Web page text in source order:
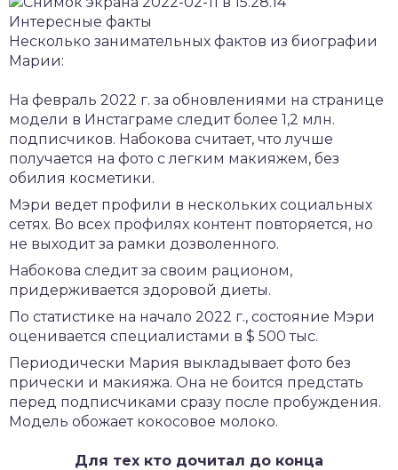
Интересные факты
Несколько занимательных фактов из биографии
Марии:
На февраль 2022 г. за обновлениями на странице
модели в Инстаграме следит более 1,2 млн.
подписчиков. Набокова считает, что лучше
получается на фото с легким макияжем, без
обилия косметики.
Мэри ведет профили в нескольких социальных
сетях. Во всех профилях контент повторяется, но
не выходит за рамки дозволенного.
Набокова следит за своим рационом,
придерживается здоровой диеты.
По статистике на начало 2022 г., состояние Мэри
оценивается специалистами в $ 500 тыс.
Периодически Мария выкладывает фото без
прически и макияжа. Она не боится предстать
перед подписчиками сразу после пробуждения.
Модель обожает кокосовое молоко.
Для тех кто дочитал до конца